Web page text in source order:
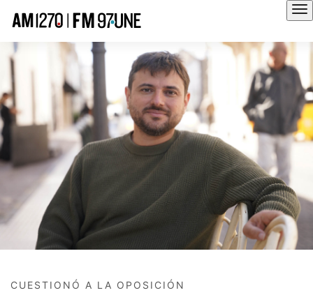
CUESTIONÓ A LA OPOSICIÓN